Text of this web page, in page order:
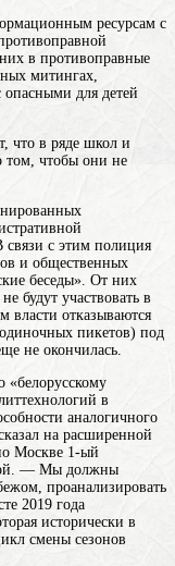
ресурсам с
в противоправные
митингах,
для детей
что в ряде школ и
том, чтобы они не
связи с этим полиция
и общественных
беседы». От них
будут участвовать в
власти отказываются
пикетов) под
не окончилась.
в
аналогичного
на расширенной
Москве 1-ый
— Мы должны
проанализировать
2019 года
исторически в
смены сезонов